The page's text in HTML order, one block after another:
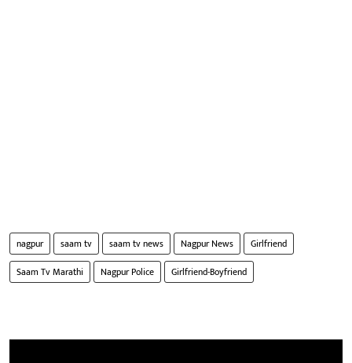
nagpur saam tv saam tv news Nagpur News
Girlfriend
Saam Tv Marathi
Nagpur Police Girlfriend-Boyfriend